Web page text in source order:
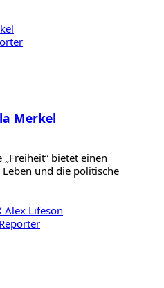
Merkel
bietet einen
und die politische
Alex Lifeson